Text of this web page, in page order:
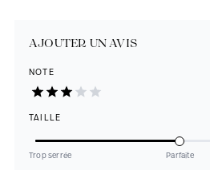
AJOUTER UN AVIS
NOTE
TAILLE
Trop serrée Parfaite